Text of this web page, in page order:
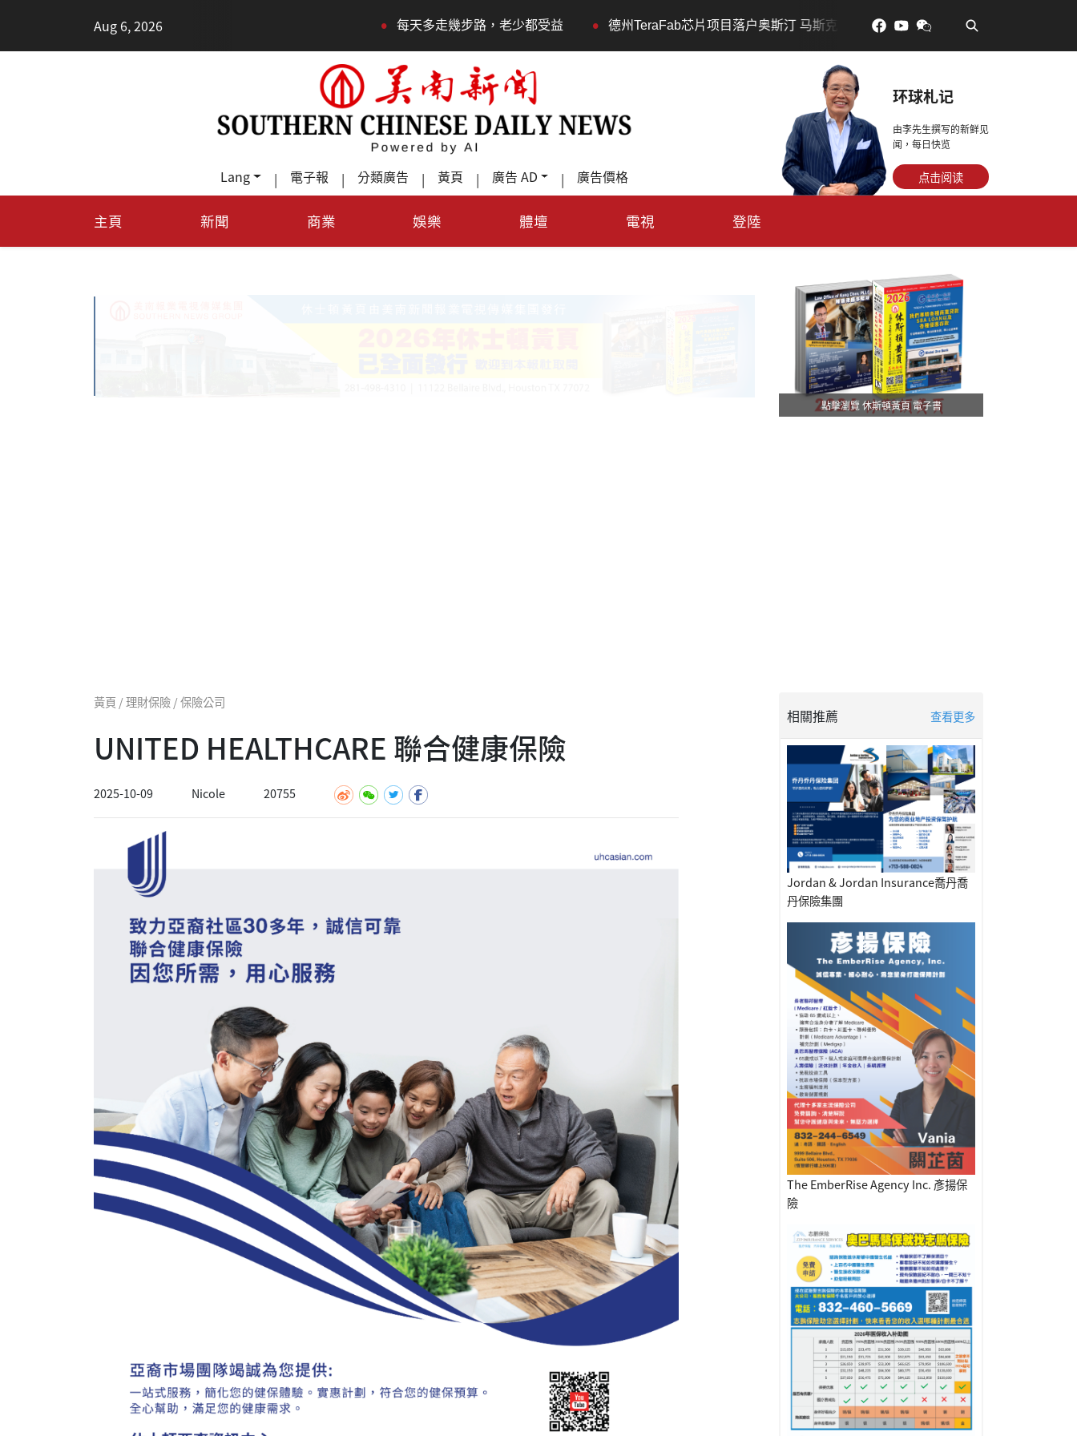
Aug 6, 2026 每天多走幾步路，老少都受益 • 德州TeraFab芯片项目落户奥斯汀 马斯克宣布投资200亿美元建设AI芯片制造基地
Lang | 電子報 | 分類廣告 | 黃頁 | 廣告 AD | 廣告價格
环球札记
由李先生撰写的新鲜见
闻，每日快览
点击阅读
主頁 新聞 商業 娛樂 體壇 電視 登陸
點擊瀏覽 休斯頓黃頁 電子書
黃頁 / 理財保險 / 保險公司
UNITED HEALTHCARE 聯合健康保險
2025-10-09 Nicole 20755
相關推薦 查看更多
Jordan & Jordan Insurance喬丹喬
丹保險集團
The EmberRise Agency Inc. 彥揚保
險